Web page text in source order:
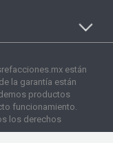
están
la garantía están
productos
funcionamiento.
los derechos